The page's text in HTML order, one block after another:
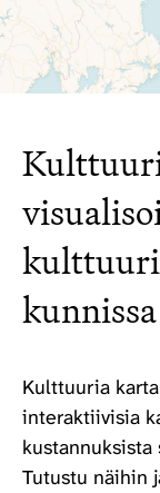
kunnissa
Kulttuuria
interaktiivisia
Tutustu näihin